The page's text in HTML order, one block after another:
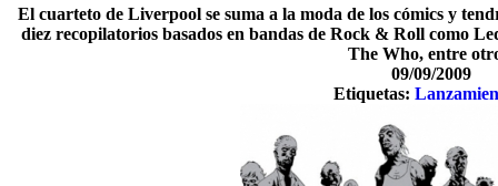
El cuarteto de Liverpool se suma a la moda de los cómics y
diez recopilatorios basados en bandas de Rock & Roll como
The Who, entre
09/09/2009
Etiquetas: